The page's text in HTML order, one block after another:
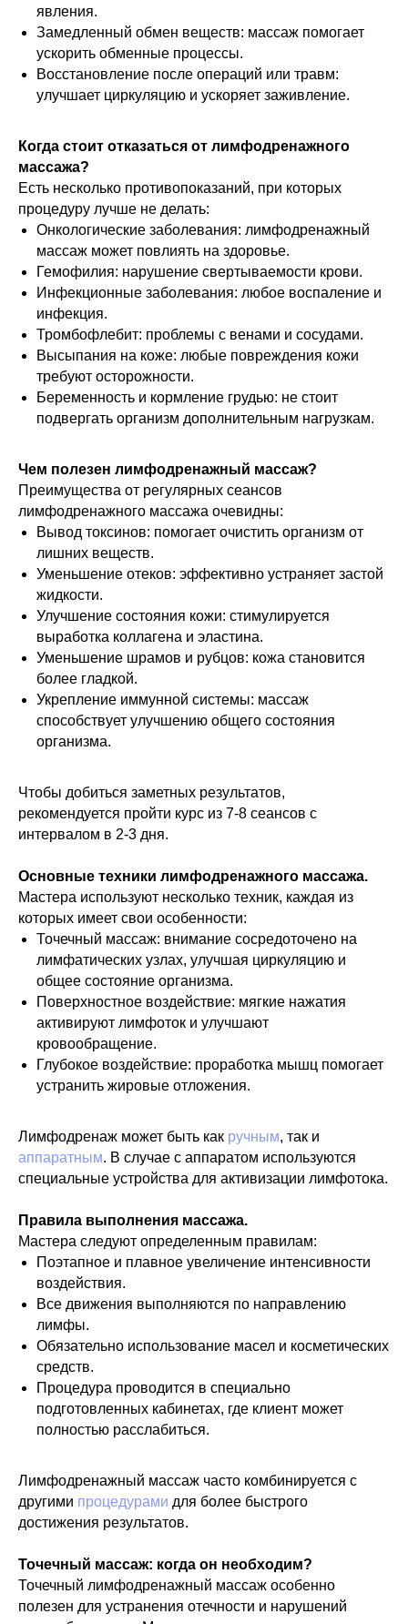
явления.
Замедленный обмен веществ: массаж помогает
ускорить обменные процессы.
Восстановление после операций или травм:
улучшает циркуляцию и ускоряет заживление.
Когда стоит отказаться от лимфодренажного
массажа?
Есть несколько противопоказаний, при которых
процедуру лучше не делать:
Онкологические заболевания: лимфодренажный
массаж может повлиять на здоровье.
Гемофилия: нарушение свертываемости крови.
Инфекционные заболевания: любое воспаление и
инфекция.
Тромбофлебит: проблемы с венами и сосудами.
Высыпания на коже: любые повреждения кожи
требуют осторожности.
Беременность и кормление грудью: не стоит
подвергать организм дополнительным нагрузкам.
Чем полезен лимфодренажный массаж?
Преимущества от регулярных сеансов
лимфодренажного массажа очевидны:
Вывод токсинов: помогает очистить организм от
лишних веществ.
Уменьшение отеков: эффективно устраняет застой
жидкости.
Улучшение состояния кожи: стимулируется
выработка коллагена и эластина.
Уменьшение шрамов и рубцов: кожа становится
более гладкой.
Укрепление иммунной системы: массаж
способствует улучшению общего состояния
организма.
Чтобы добиться заметных результатов,
рекомендуется пройти курс из 7-8 сеансов с
интервалом в 2-3 дня.
Основные техники лимфодренажного массажа.
Мастера используют несколько техник, каждая из
которых имеет свои особенности:
Точечный массаж: внимание сосредоточено на
лимфатических узлах, улучшая циркуляцию и
общее состояние организма.
Поверхностное воздействие: мягкие нажатия
активируют лимфоток и улучшают
кровообращение.
Глубокое воздействие: проработка мышц помогает
устранить жировые отложения.
Лимфодренаж может быть как ручным, так и
аппаратным. В случае с аппаратом используются
специальные устройства для активизации лимфотока.
Правила выполнения массажа.
Мастера следуют определенным правилам:
Поэтапное и плавное увеличение интенсивности
воздействия.
Все движения выполняются по направлению
лимфы.
Обязательно использование масел и косметических
средств.
Процедура проводится в специально
подготовленных кабинетах, где клиент может
полностью расслабиться.
Лимфодренажный массаж часто комбинируется с
другими процедурами для более быстрого
достижения результатов.
Точечный массаж: когда он необходим?
Точечный лимфодренажный массаж особенно
полезен для устранения отечности и нарушений